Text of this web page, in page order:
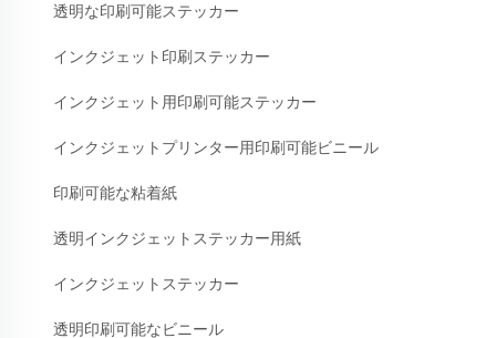
透明な印刷可能ステッカー
インクジェット印刷ステッカー
インクジェット用印刷可能ステッカー
インクジェットプリンター用印刷可能ビニール
印刷可能な粘着紙
透明インクジェットステッカー用紙
インクジェットステッカー
透明印刷可能なビニール